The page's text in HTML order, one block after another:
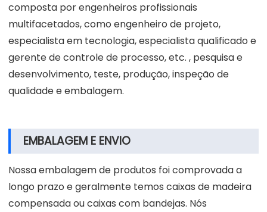
composta por engenheiros profissionais
multifacetados, como engenheiro de projeto,
especialista em tecnologia, especialista qualificado e
gerente de controle de processo, etc. , pesquisa e
desenvolvimento, teste, produção, inspeção de
qualidade e embalagem.
EMBALAGEM E ENVIO
Nossa embalagem de produtos foi comprovada a
longo prazo e geralmente temos caixas de madeira
compensada ou caixas com bandejas. Nós